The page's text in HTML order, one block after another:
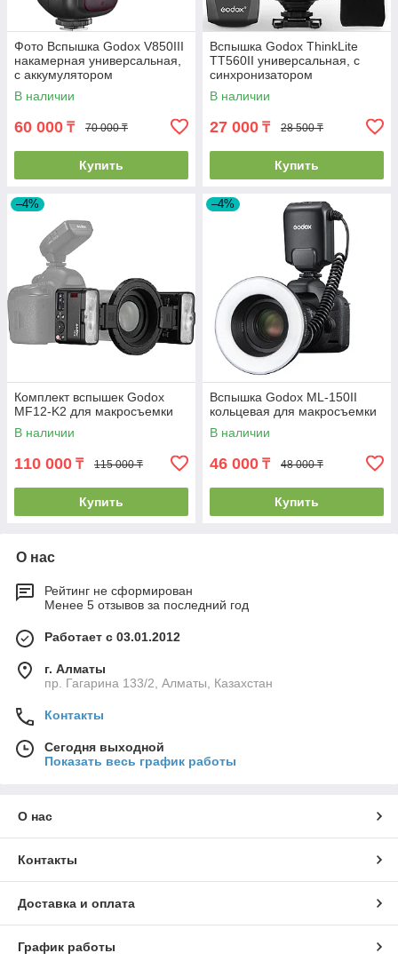
Фото Вспышка Godox V850III
накамерная универсальная,
с аккумулятором
В наличии
60 000 ₸ 70 000 ₸
Купить
Вспышка Godox ThinkLite
TT560II универсальная, с
синхронизатором
В наличии
27 000 ₸ 28 500 ₸
Купить
–4%
Комплект вспышек Godox
MF12-K2 для макросъемки
В наличии
110 000 ₸ 115 000 ₸
Купить
–4%
Вспышка Godox ML-150II
кольцевая для макросъемки
В наличии
46 000 ₸ 48 000 ₸
Купить
О нас
Рейтинг не сформирован
Менее 5 отзывов за последний год
Работает с 03.01.2012
г. Алматы
пр. Гагарина 133/2, Алматы, Казахстан
Контакты
Сегодня выходной
Показать весь график работы
О нас
Контакты
Доставка и оплата
График работы